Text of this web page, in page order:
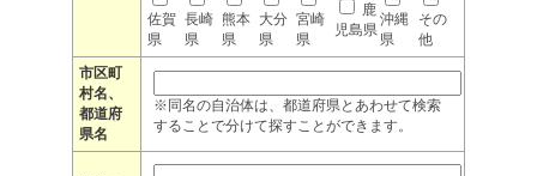
佐賀
県
長崎
県
熊本
県
大分
県
宮崎
県
鹿
児島県
沖縄
県
その
他
市区町
村名、
都道府
県名
※同名の自治体は、都道府県とあわせて検索
することで分けて探すことができます。